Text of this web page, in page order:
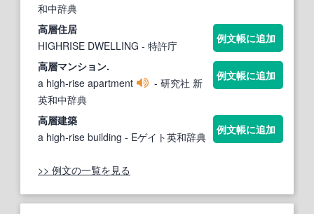
和中辞典
高層住居
HIGHRISE DWELLING - 特許庁
例文帳に追加
高層マンション.
a high‐rise apartment
- 研究社 新
英和中辞典
例文帳に追加
高層建築
a high‐rise building - Eゲイト英和辞典
例文帳に追加
>> 例文の一覧を見る